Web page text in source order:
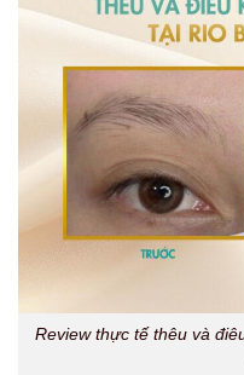
Review thực tế thêu và